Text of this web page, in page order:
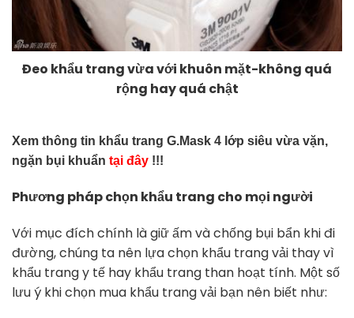
Đeo khẩu trang vừa với khuôn mặt-không quá
rộng hay quá chật
Xem thông tin khẩu trang G.Mask 4 lớp siêu vừa vặn,
ngặn bụi khuẩn tại đây !!!
Phương pháp chọn khẩu trang cho mọi người
Với mục đích chính là giữ ấm và chống bụi bẩn khi đi
đường, chúng ta nên lựa chọn khẩu trang vải thay vì
khẩu trang y tế hay khẩu trang than hoạt tính. Một số
lưu ý khi chọn mua khẩu trang vải bạn nên biết như: